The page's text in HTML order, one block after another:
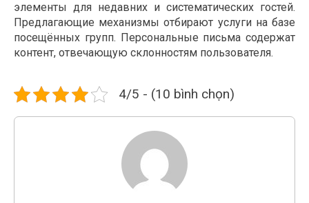
элементы для недавних и систематических гостей.
Предлагающие механизмы отбирают услуги на базе
посещённых групп. Персональные письма содержат
контент, отвечающую склонностям пользователя.
4/5 - (10 bình chọn)